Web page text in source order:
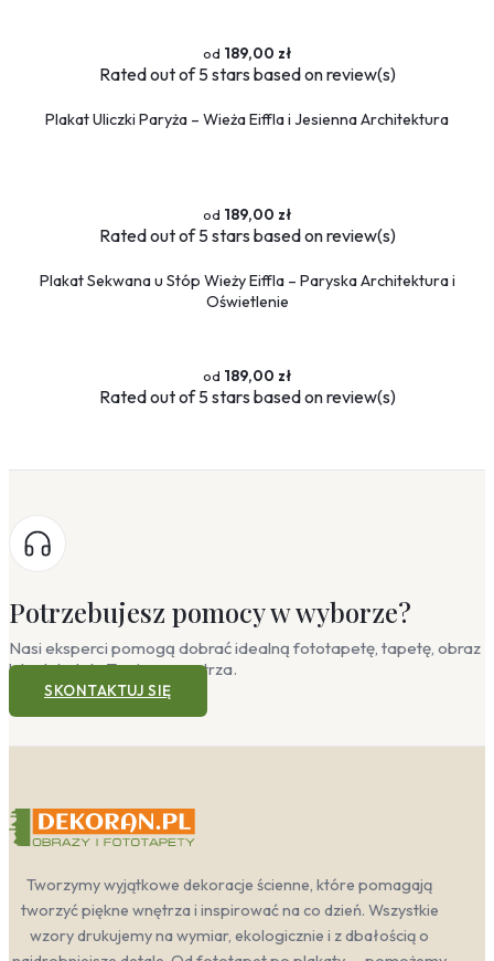
189,00 zł
Ratedout of 5 stars based onreview(s)
Plakat Uliczki Paryża – Wieża Eiffla i Jesienna Architektura
189,00 zł
Ratedout of 5 stars based onreview(s)
Plakat Sekwana u Stóp Wieży Eiffla – Paryska Architektura i
Oświetlenie
189,00 zł
Ratedout of 5 stars based onreview(s)
Potrzebujesz pomocy w wyborze?
Nasi eksperci pomogą dobrać idealną fototapetę, tapetę, obraz
lub plakat do Twojego wnętrza.
SKONTAKTUJ SIĘ
Tworzymy wyjątkowe dekoracje ścienne, które pomagają
tworzyć piękne wnętrza i inspirować na co dzień. Wszystkie
wzory drukujemy na wymiar, ekologicznie i z dbałością o